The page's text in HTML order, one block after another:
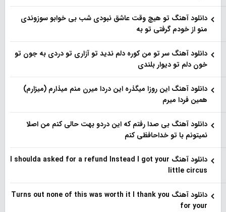
دانلود آهنگ تو هیچ وقت عاشق نبودی شب بی خوابو سوزوندی
منو از خودم گرفتی تو به
دانلود آهنگ سر تو من کوره دلم ندید تو آزاری تو دردی به جون تو
خون دلم تو دیوار بلندی
دانلود آهنگ این روزا میگذره این دردا میرن منم میذارم (میزارم)
همین فردا میرم
دانلود آهنگ بی صدا رفتم که این دردو بهت حالی کنم من اصلا
نمیتونم با تو خداحافظی کنم
دانلود آهنگ I shoulda asked for a refund Instead I got your
little circus
دانلود آهنگ Turns out none of this was worth it I thank you
for your